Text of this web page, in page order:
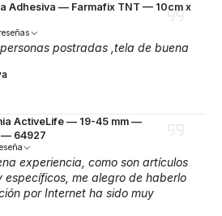
Adhesiva — Farmafix TNT — 10cm x
3 reseñas
postradas ,tela de buena
ActiveLife — 19-45 mm —
— 64927
reseña
experiencia, como son artículos
específicos, me alegro de haberlo
por Internet ha sido muy